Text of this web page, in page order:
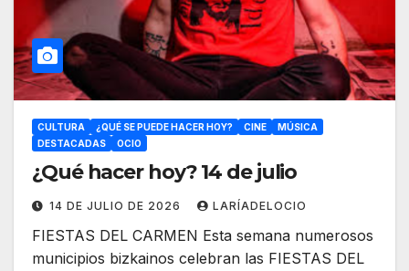
CULTURA ¿QUÉ SE PUEDE HACER HOY? CINE
MÚSICA
DESTACADAS
OCIO
¿Qué hacer hoy? 14 de julio
14 DE JULIO DE 2026 LARÍADELOCIO
FIESTAS DEL CARMEN Esta semana numerosos
municipios bizkainos celebran las FIESTAS DEL